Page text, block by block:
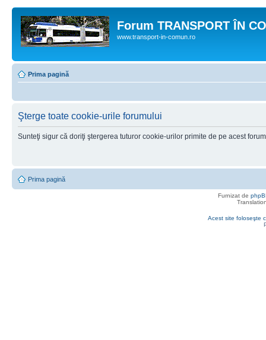
Forum TRANSPORT ÎN
www.transport-in-comun.ro
Prima pagină
Şterge toate cookie-urile forumului
Sunteţi sigur că doriţi ştergerea tuturor cookie-urilor primite de pe acest
Prima pagină
Furnizat de
Acest site foloseşte